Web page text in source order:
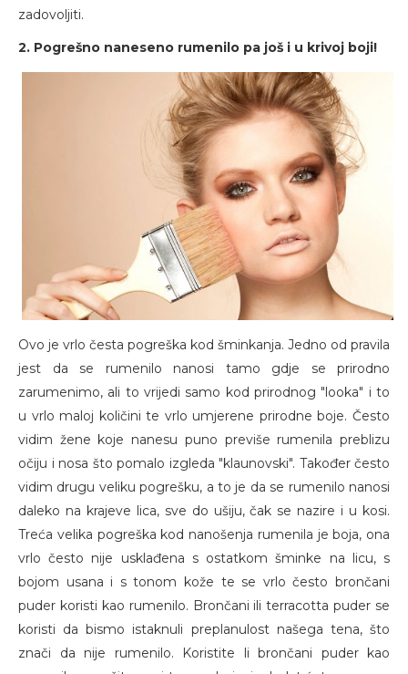
zadovoljiti.
2. Pogrešno naneseno rumenilo pa još i u krivoj boji!
Ovo je vrlo česta pogreška kod šminkanja. Jedno od pravila
jest da se rumenilo nanosi tamo gdje se prirodno
zarumenimo, ali to vrijedi samo kod prirodnog "looka" i to
u vrlo maloj količini te vrlo umjerene prirodne boje. Često
vidim žene koje nanesu puno previše rumenila preblizu
očiju i nosa što pomalo izgleda "klaunovski". Također često
vidim drugu veliku pogrešku, a to je da se rumenilo nanosi
daleko na krajeve lica, sve do ušiju, čak se nazire i u kosi.
Treća velika pogreška kod nanošenja rumenila je boja, ona
vrlo često nije usklađena s ostatkom šminke na licu, s
bojom usana i s tonom kože te se vrlo često brončani
puder koristi kao rumenilo. Brončani ili terracotta puder se
koristi da bismo istaknuli preplanulost našega tena, što
znači da nije rumenilo. Koristite li brončani puder kao